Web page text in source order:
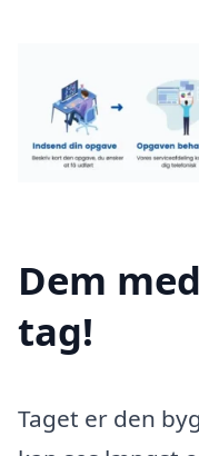
Dem
tag!
Taget er den